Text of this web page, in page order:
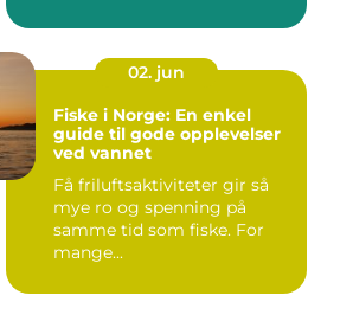
02. jun
Fiske i Norge: En enkel
guide til gode opplevelser
ved vannet
Få friluftsaktiviteter gir så
mye ro og spenning på
samme tid som fiske. For
mange...